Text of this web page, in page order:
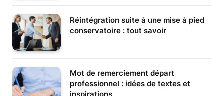
Réintégration suite à une mise à pied
conservatoire : tout savoir
Mot de remerciement départ
professionnel : idées de textes et
inspirations